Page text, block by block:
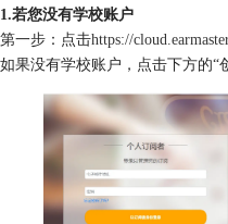
1.若您没有学校账户
第一步：点击https://
如果没有学校账户，点击下方的“